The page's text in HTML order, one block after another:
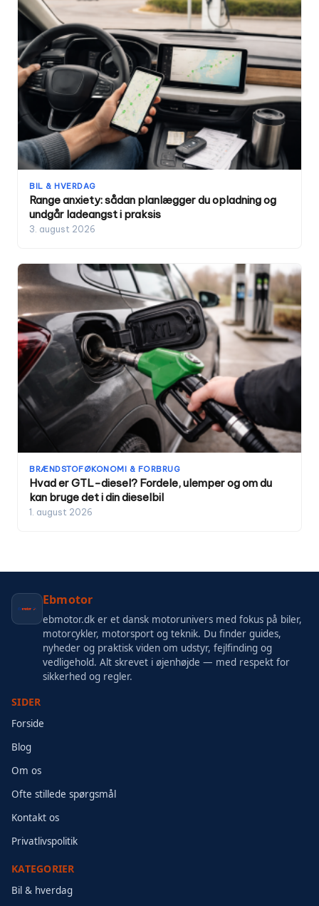
BIL & HVERDAG
Range anxiety: sådan planlægger du opladning og
undgår ladeangst i praksis
3. august 2026
BRÆNDSTOFØKONOMI & FORBRUG
Hvad er GTL-diesel? Fordele, ulemper og om du
kan bruge det i din dieselbil
1. august 2026
Ebmotor
ebmotor.dk er et dansk motorunivers med fokus på biler,
motorcykler, motorsport og teknik. Du finder guides,
nyheder og praktisk viden om udstyr, fejlfinding og
vedligehold. Alt skrevet i øjenhøjde — med respekt for
sikkerhed og regler.
SIDER
Forside
Blog
Om os
Ofte stillede spørgsmål
Kontakt os
Privatlivspolitik
KATEGORIER
Bil & hverdag